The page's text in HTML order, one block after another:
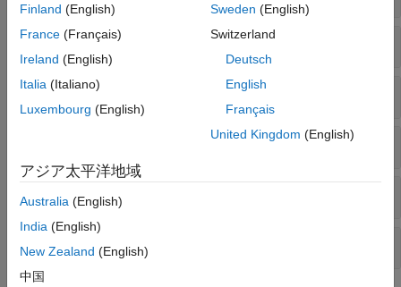
行、時間範囲、または変数の型による添字
並べ替え、シフト、および同期
イベントの検出とラベル付け
Finland (English)
France (Français)
Ireland (English)
Italia (Italiano)
Luxembourg (English)
Sweden (English)
Switzerland
Deutsch
English
Français
United Kingdom (English)
アジア太平洋地域
Australia (English)
India (English)
New Zealand (English)
中国